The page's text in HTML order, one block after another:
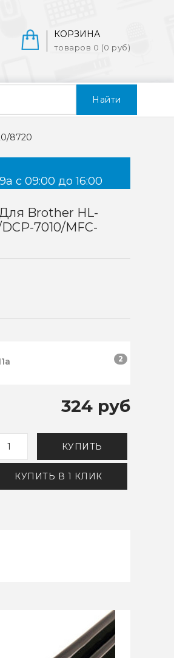
Найти
КОРЗИНА
товаров 0 (0 руб)
8720
с 09:00 до 16:00
Brother HL-
7010/MFC-
2
324 руб
КУПИТЬ
КУПИТЬ В 1 КЛИК